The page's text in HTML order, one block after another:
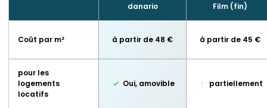
danario Film (fin)
Coût par m² à partir de 48 € à partir de 45 €
pour les
logements
locatifs
Oui, amovible partiellement